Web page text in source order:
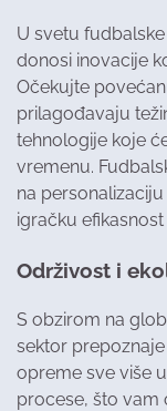
U svetu
donosi inovacije
Očekujte
prilagođavaju
tehnologije koje
vremenu.
na
igračku
Održivost i
S obzirom na
sektor
opreme sve više
procese, što vam